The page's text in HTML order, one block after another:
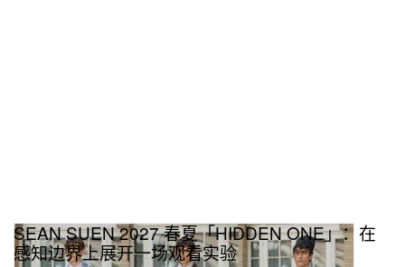
SEAN SUEN 2027 春夏「HIDDEN ONE」：在
感知边界上展开一场观看实验